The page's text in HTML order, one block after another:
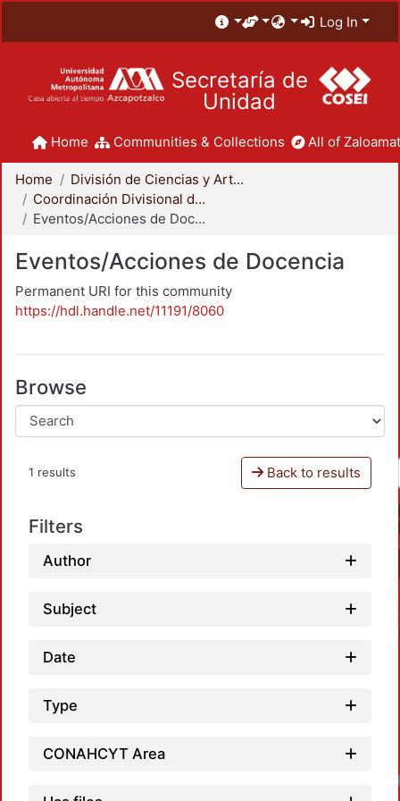
Log In
Secretaría de
Unidad
Home Communities & Collections All of
Home
División de Ciencias y Artes para el Diseño
Coordinación Divisional de Docencia
Eventos/Acciones de Docencia
Eventos/Acciones de Docencia
Permanent URI for this community
https://hdl.handle.net/11191/8060
Browse
1 results Back to results
Filters
Author
Subject
Date
Type
CONAHCYT Area